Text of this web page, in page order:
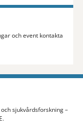
och event kontakta
sjukvårdsforskning –